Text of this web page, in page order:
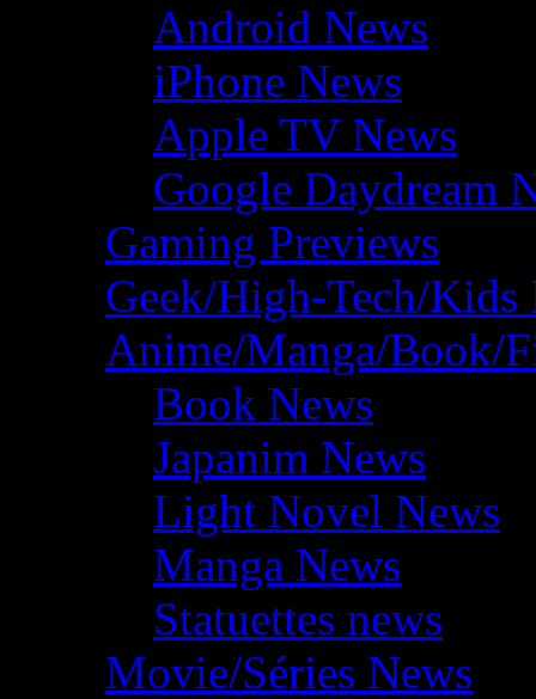
Android News
iPhone News
Apple TV News
Google Daydream
Gaming Previews
Geek/High-Tech/Kids
Anime/Manga/Book/
Book News
Japanim News
Light Novel News
Manga News
Statuettes news
Movie/Séries News